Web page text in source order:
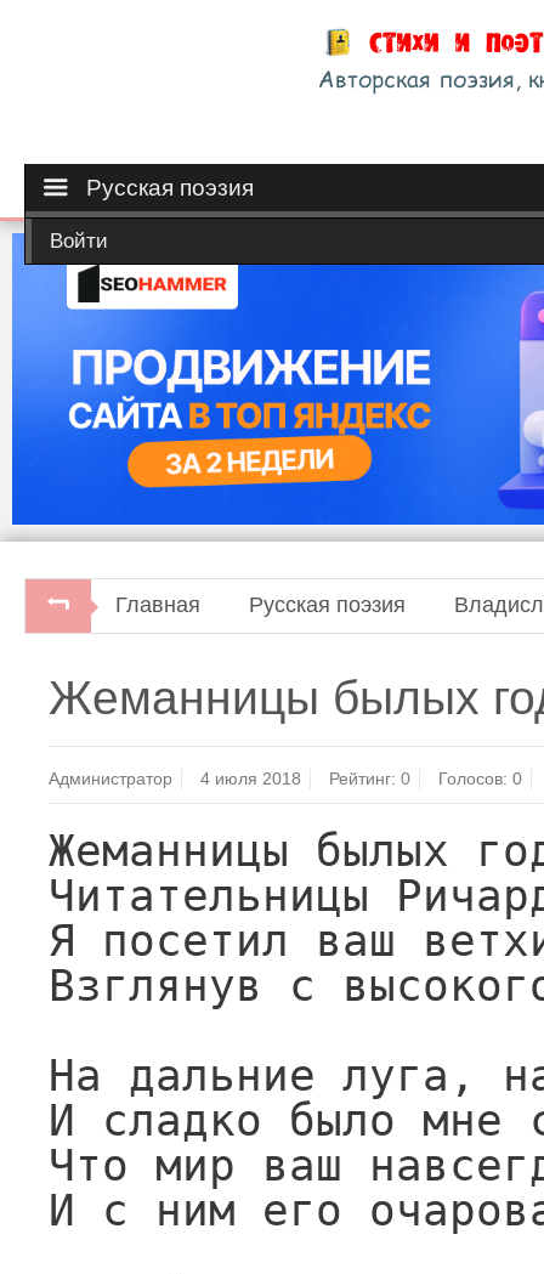
Русская поэзия
Войти
Главная Русская поэзия
"Центр-100", 1996.
Жеманницы былых
Администратор 4 июля 2018 Рейтинг:0 Голосов: 0
Жеманницы былых
Читательницы
Я посетил ваш
Взглянув с
На дальние луга,
И сладко было мне
Что мир ваш
И с ним его